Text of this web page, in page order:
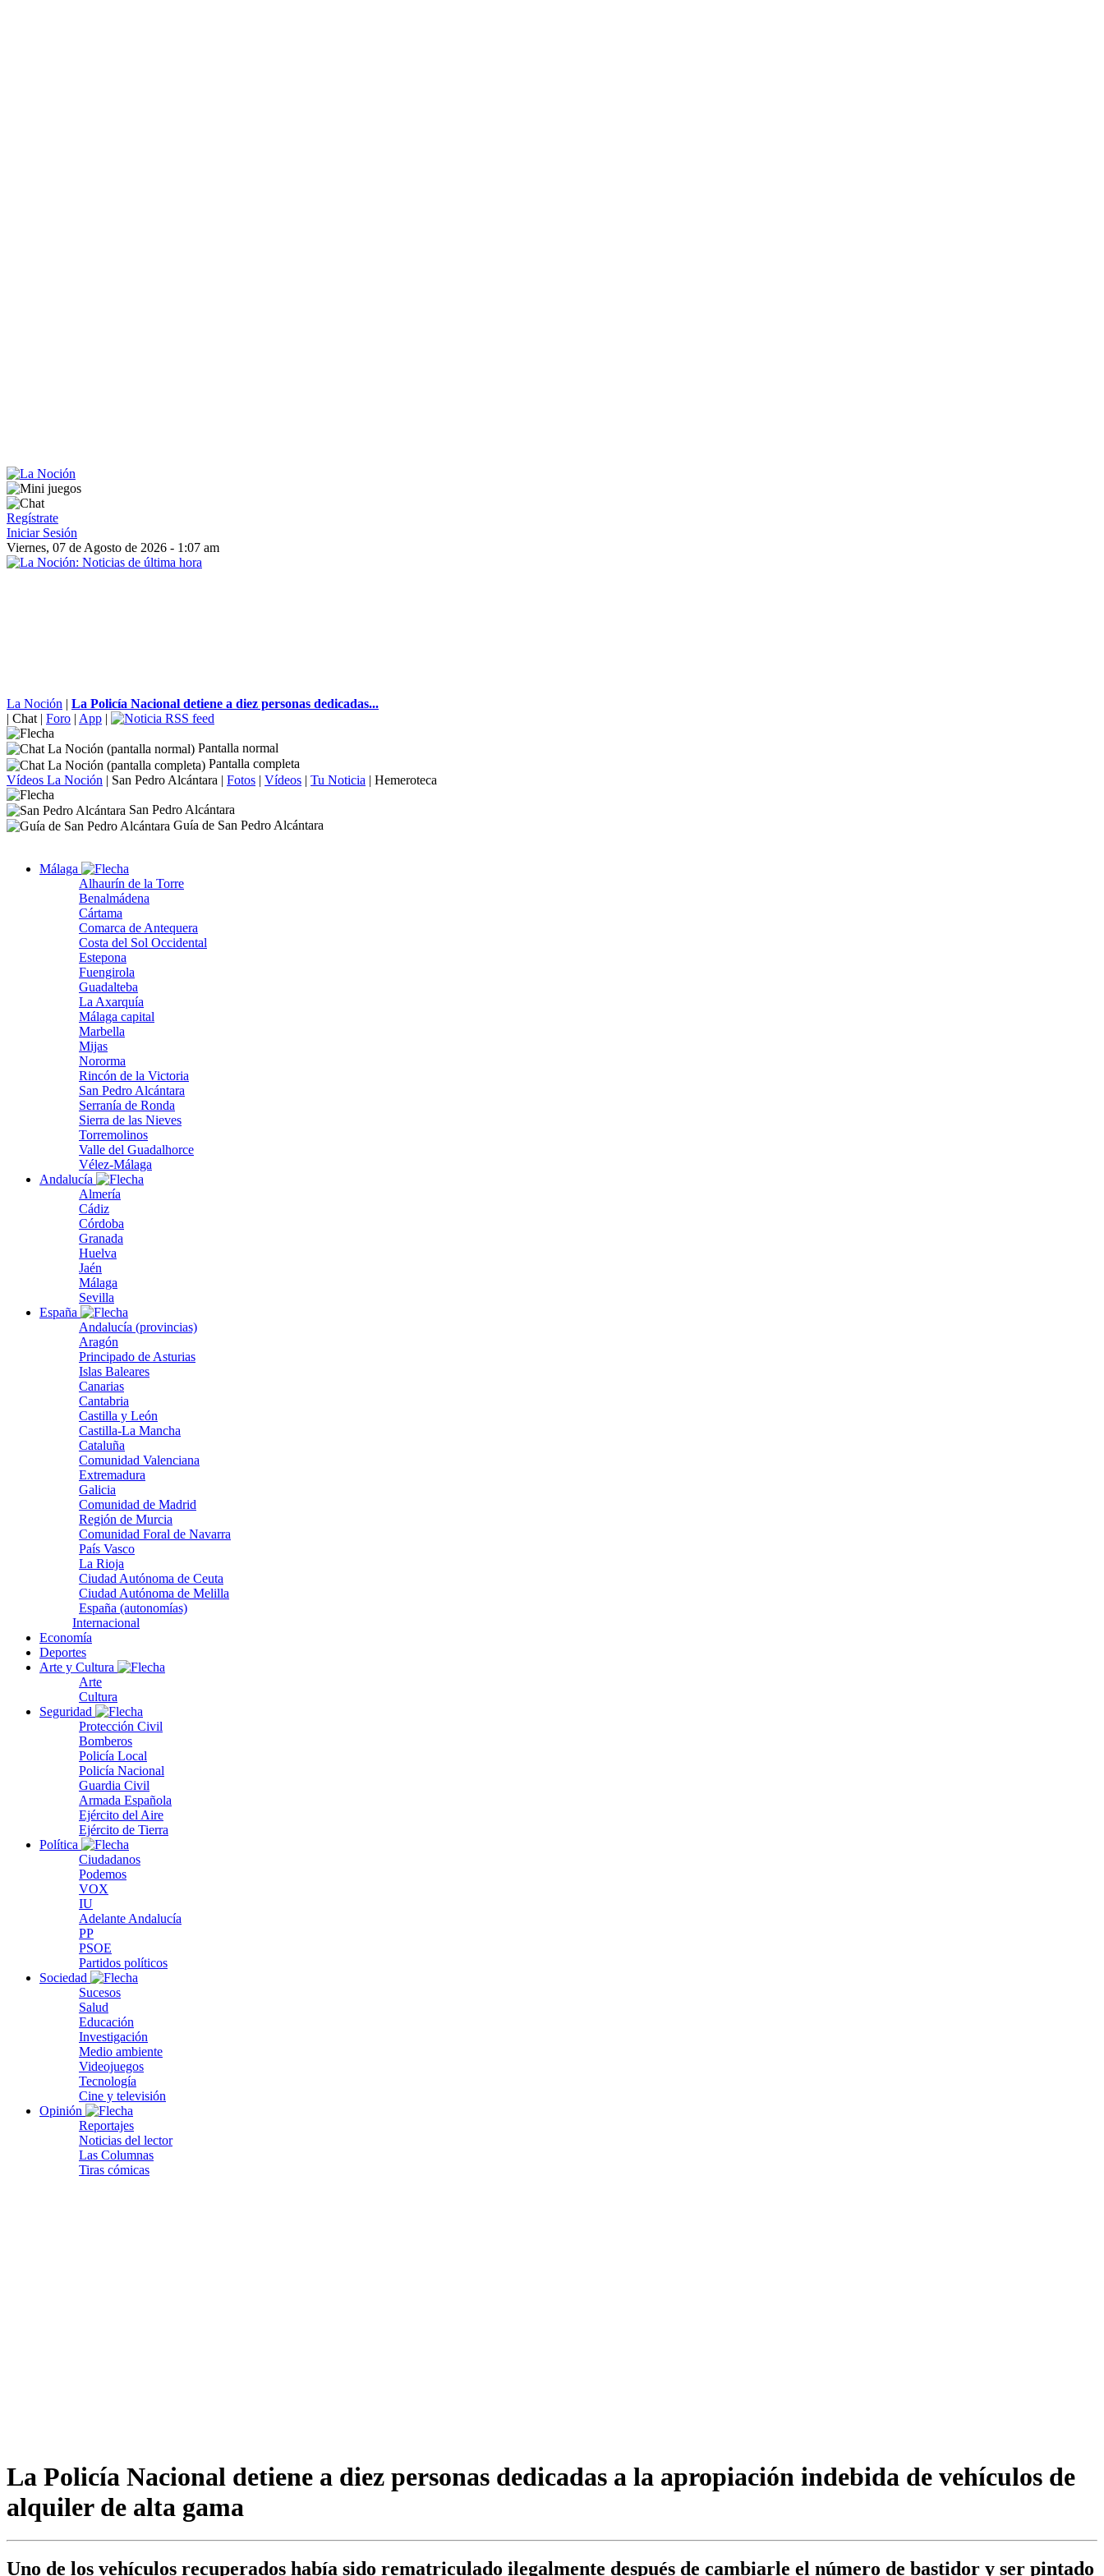
Regístrate
Iniciar Sesión
Viernes, 07 de Agosto de 2026 - 1:07 am
La Noción | La Policía Nacional detiene a diez personas dedicadas...
| Chat | Foro | App |
Pantalla normal
Pantalla completa
Vídeos La Noción | San Pedro Alcántara | Fotos | Vídeos | Tu Noticia | Hemeroteca
San Pedro Alcántara
Guía de San Pedro Alcántara
Málaga
Alhaurín de la Torre
Benalmádena
Cártama
Comarca de Antequera
Costa del Sol Occidental
Estepona
Fuengirola
Guadalteba
La Axarquía
Málaga capital
Marbella
Mijas
Nororma
Rincón de la Victoria
San Pedro Alcántara
Serranía de Ronda
Sierra de las Nieves
Torremolinos
Valle del Guadalhorce
Vélez-Málaga
Andalucía
Almería
Cádiz
Córdoba
Granada
Huelva
Jaén
Málaga
Sevilla
España
Andalucía (provincias)
Aragón
Principado de Asturias
Islas Baleares
Canarias
Cantabria
Castilla y León
Castilla-La Mancha
Cataluña
Comunidad Valenciana
Extremadura
Galicia
Comunidad de Madrid
Región de Murcia
Comunidad Foral de Navarra
País Vasco
La Rioja
Ciudad Autónoma de Ceuta
Ciudad Autónoma de Melilla
España (autonomías)
Internacional
Economía
Deportes
Arte y Cultura
Arte
Cultura
Seguridad
Protección Civil
Bomberos
Policía Local
Policía Nacional
Guardia Civil
Armada Española
Ejército del Aire
Ejército de Tierra
Política
Ciudadanos
Podemos
VOX
IU
Adelante Andalucía
PP
PSOE
Partidos políticos
Sociedad
Sucesos
Salud
Educación
Investigación
Medio ambiente
Videojuegos
Tecnología
Cine y televisión
Opinión
Reportajes
Noticias del lector
Las Columnas
Tiras cómicas
La Policía Nacional detiene a diez personas dedicadas a la apropiación indebida de vehículos de
alquiler de alta gama
Uno de los vehículos recuperados había sido rematriculado ilegalmente después de cambiarle el número de bastidor y ser pintado